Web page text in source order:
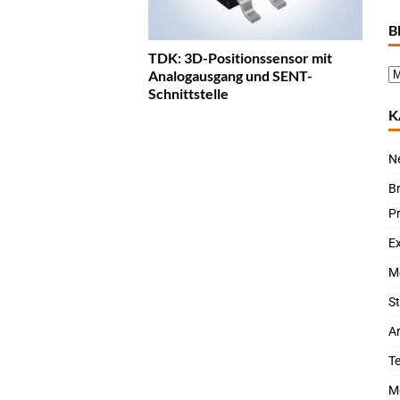
TDK: 3D-Positionssensor mit
Analogausgang und SENT-
Schnittstelle